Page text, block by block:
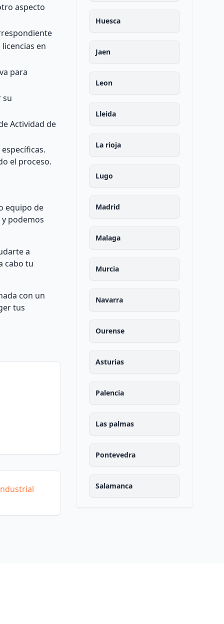
aspecto
en
para
su
Actividad de
el proceso.
equipo de
podemos
a
cabo tu
con un
tus
Huesca
Jaen
Leon
Lleida
La rioja
Lugo
Madrid
Malaga
Murcia
Navarra
Ourense
Asturias
Palencia
Las palmas
Pontevedra
Salamanca